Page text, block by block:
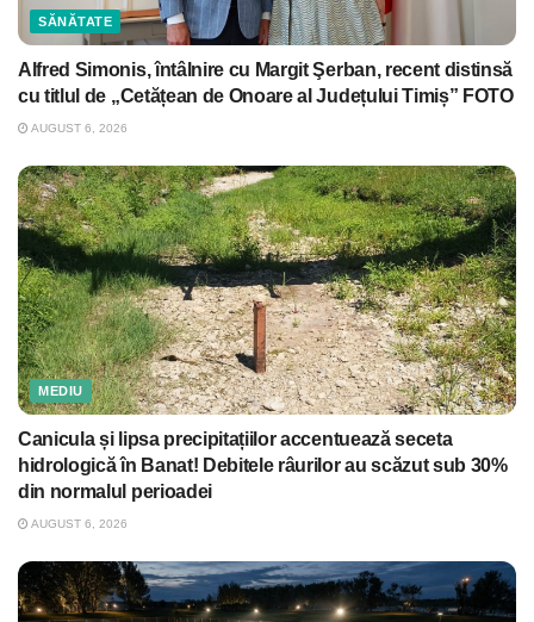
SĂNĂTATE
Alfred Simonis, întâlnire cu Margit Şerban, recent distinsă
cu titlul de „Cetățean de Onoare al Județului Timiș” FOTO
AUGUST 6, 2026
MEDIU
Canicula și lipsa precipitațiilor accentuează seceta
hidrologică în Banat! Debitele râurilor au scăzut sub 30%
din normalul perioadei
AUGUST 6, 2026